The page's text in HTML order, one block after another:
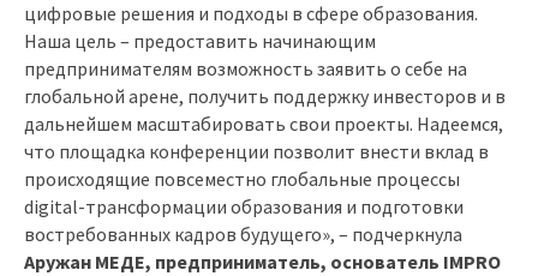
цифровые решения и подходы в сфере образования.
Наша цель – предоставить начинающим
предпринимателям возможность заявить о себе на
глобальной арене, получить поддержку инвесторов и в
дальнейшем масштабировать свои проекты. Надеемся,
что площадка конференции позволит внести вклад в
происходящие повсеместно глобальные процессы
digital-трансформации образования и подготовки
востребованных кадров будущего», – подчеркнула
Аружан МЕДЕ, предприниматель, основатель IMPRO